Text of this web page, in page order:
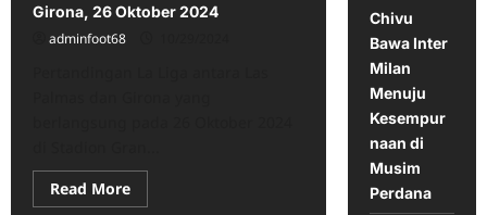
Girona, 26 Oktober 2024
adminfoot68
Read MoreRead
more
Chivu
Bawa Inter
Milan
Menuju
Kesempur
naan di
Musim
Perdana